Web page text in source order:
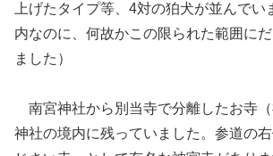
上げたタイプ等、4対の狛犬が並んでい
内なのに、何故かこの限られた範囲に
ました）
南宮神社から別当寺で分離したお寺
神社の境内に残っていました。参道の